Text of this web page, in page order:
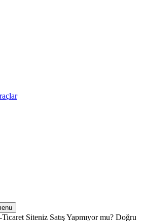
Ticaret Siteniz Satış Yapmıyor mu? Doğru